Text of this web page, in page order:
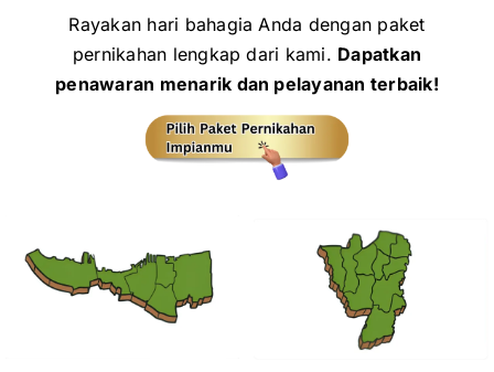
Rayakan hari bahagia Anda dengan paket
pernikahan lengkap dari kami. Dapatkan
penawaran menarik dan pelayanan terbaik!